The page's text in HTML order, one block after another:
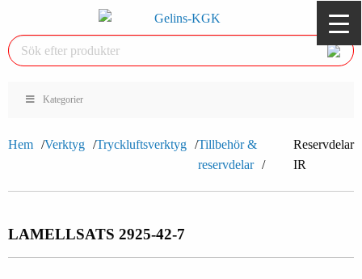
Kategorier
Hem Verktyg Tryckluftsverktyg
Tillbehör &
reservdelar
Reservdelar
IR
LAMELLSATS 2925-42-7